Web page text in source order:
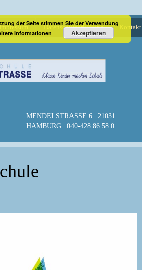
Impressum Datenschutzerklärung Kontakt
MENDELSTRASSE 6 | 21031
HAMBURG | 040-428 86 58 0
der Seite stimmen Sie der Verwendung
Informationen Akzeptieren